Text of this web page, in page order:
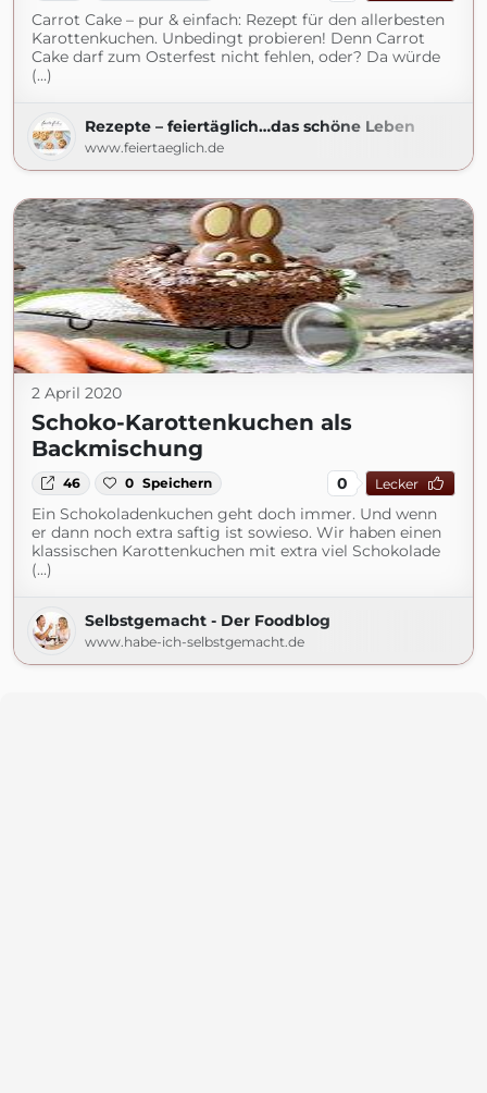
Carrot Cake – pur & einfach: Rezept für den allerbesten
Karottenkuchen. Unbedingt probieren! Denn Carrot
Cake darf zum Osterfest nicht fehlen, oder? Da würde
(...)
Rezepte – feiertäglich…das schöne Leben
www.feiertaeglich.de
2 April 2020
Schoko-Karottenkuchen als
Backmischung
46 0 Speichern 0 Lecker
Ein Schokoladenkuchen geht doch immer. Und wenn
er dann noch extra saftig ist sowieso. Wir haben einen
klassischen Karottenkuchen mit extra viel Schokolade
(...)
Selbstgemacht - Der Foodblog
www.habe-ich-selbstgemacht.de